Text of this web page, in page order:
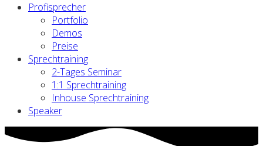
Profisprecher
Portfolio
Demos
Preise
Sprechtraining
2-Tages Seminar
1:1 Sprechtraining
Inhouse Sprechtraining
Speaker